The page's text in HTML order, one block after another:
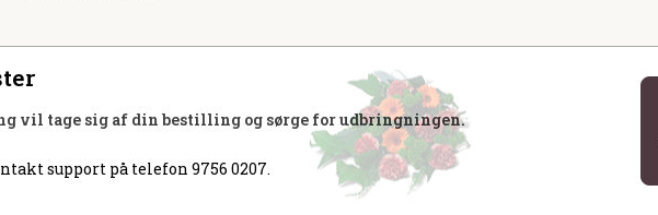
vil tage sig af din bestilling og sørge for udbringningen.
support på telefon 9756 0207.